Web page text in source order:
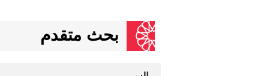
بحث متقدم